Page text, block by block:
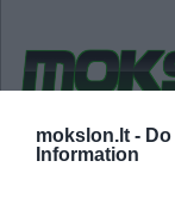
mokslon.lt -
Information
Naujienos